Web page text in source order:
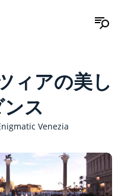
ィアの美し
ス
Venezia